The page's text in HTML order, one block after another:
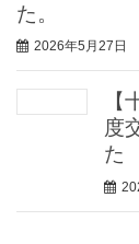
た。
2026年5月27日
度
た